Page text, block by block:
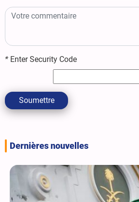
* Enter Security Code
Soumettre
Dernières nouvelles